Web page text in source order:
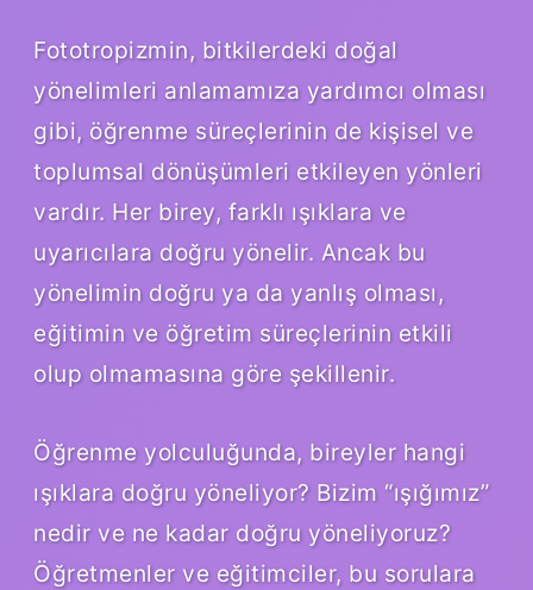
Fototropizmin, bitkilerdeki doğal
yönelimleri anlamamıza yardımcı olması
gibi, öğrenme süreçlerinin de kişisel ve
toplumsal dönüşümleri etkileyen yönleri
vardır. Her birey, farklı ışıklara ve
uyarıcılara doğru yönelir. Ancak bu
yönelimin doğru ya da yanlış olması,
eğitimin ve öğretim süreçlerinin etkili
olup olmamasına göre şekillenir.
Öğrenme yolculuğunda, bireyler hangi
ışıklara doğru yöneliyor? Bizim “ışığımız”
nedir ve ne kadar doğru yöneliyoruz?
Öğretmenler ve eğitimciler, bu sorulara